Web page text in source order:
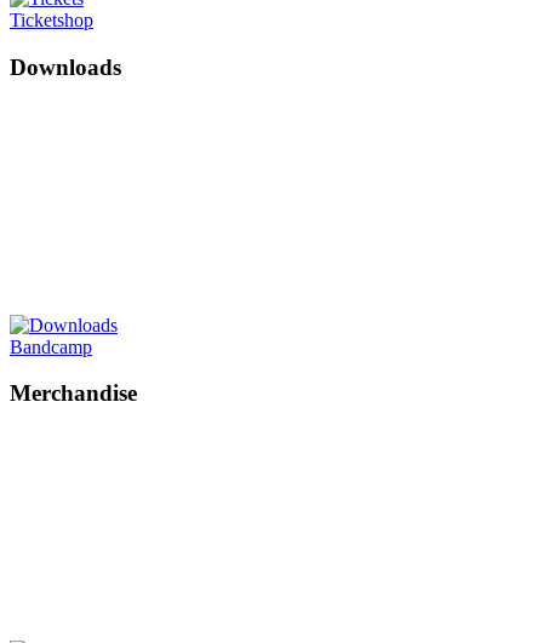
Ticketshop
Downloads
Bandcamp
Merchandise